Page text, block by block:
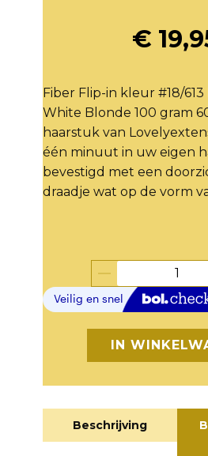
€
Fiber Flip-in kleur #18/
White Blonde 100 gram
haarstuk van
één minuut in uw eigen
bevestigd met een
draadje wat op de vorm
IN
Beschrijving